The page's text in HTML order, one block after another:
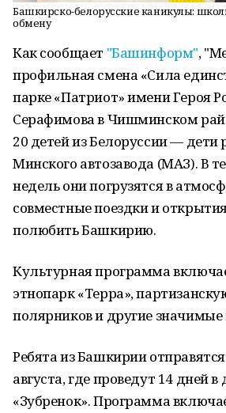
Башкирско-белорусские каникулы:
обмену
Как сообщает "Башинформ",
профильная смена «Сила
парке «Патриот» имени Героя
Серафимова в Чишминском
20 детей из Белоруссии — дети
Минского автозавода (МАЗ). В
недель они погрузятся в
совместные поездки и
полюбить Башкирию.
Культурная программа
этнопарк «Терра»,
полярников и другие значимые
Ребята из Башкирии
августа, где проведут 14 дней
«Зубренок». Программа